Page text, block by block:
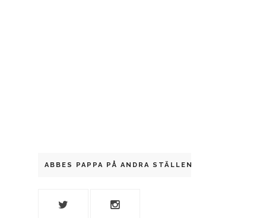
ABBES PAPPA PÅ ANDRA STÄLLEN